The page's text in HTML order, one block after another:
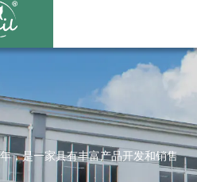
，是一家具有丰富产品开发和销售